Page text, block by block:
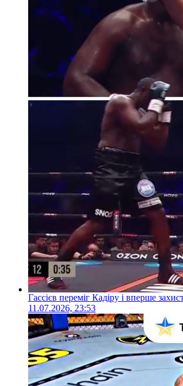
Гассієв переміг Кадіру і вперше
11.07.2026, 23:53